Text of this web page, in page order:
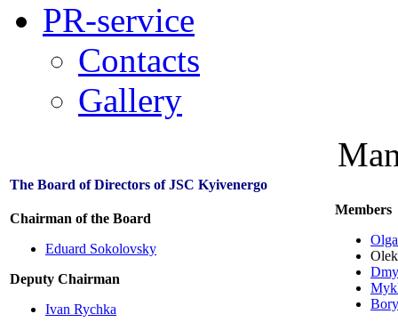
PR-service
Contacts
Gallery
The Board of Directors of JSC Kyivenergo
Chairman of the Board
Eduard Sokolovsky
Deputy Chairman
Ivan Rychka
Members